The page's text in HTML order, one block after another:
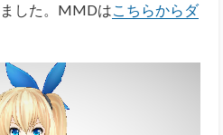
した。MMDはこちらからダ